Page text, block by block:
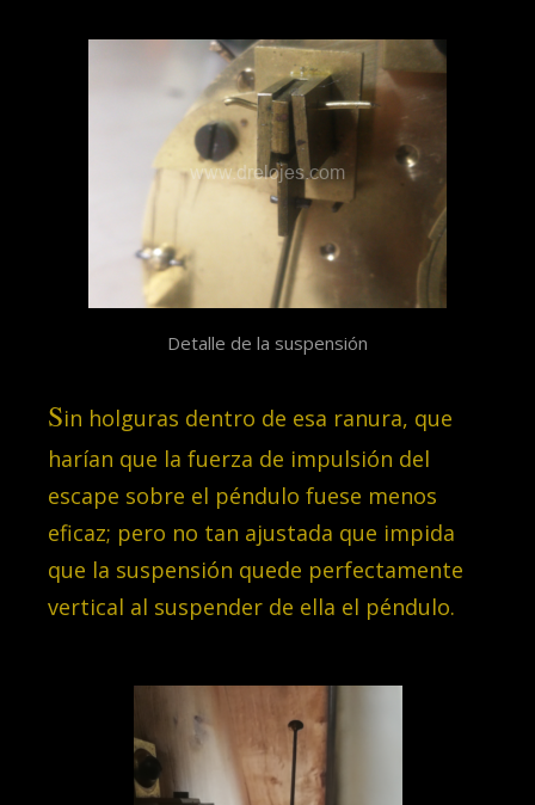
Detalle de la suspensión
Sin holguras dentro de esa ranura, que
harían que la fuerza de impulsión del
escape sobre el péndulo fuese menos
eficaz; pero no tan ajustada que impida
que la suspensión quede perfectamente
vertical al suspender de ella el péndulo.